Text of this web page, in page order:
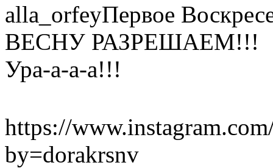
alla_orfeyПервое
ВЕСНУ РАЗРЕШАЕМ!!!
Ура-а-а-а!!!
https://
by=dorakrsnv